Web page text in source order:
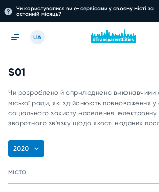
Чи користувалися ви е-сервісами у своєму місті за
останній місяць?
UA
S01
Чи розроблено й оприлюднено виконавчими
міської ради, які здійснюють повноваження у
соціального захисту населення,
зворотного зв'язку щодо якості наданих
2020
МІСТО